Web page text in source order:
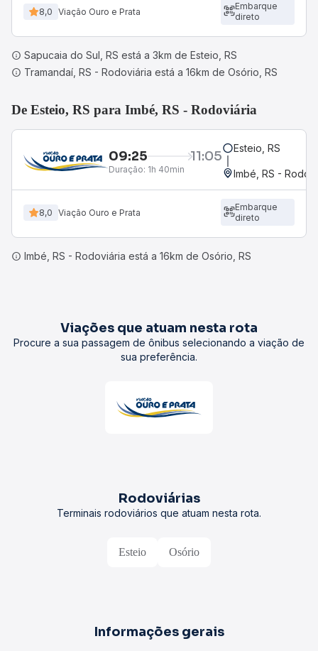
8,0 Viação Ouro e Prata
Embarque
direto
Sapucaia do Sul, RS está a 3km de Esteio, RS
Tramandaí, RS - Rodoviária está a 16km de Osório, RS
De Esteio, RS para Imbé, RS - Rodoviária
09:25 11:05
Duração: 1h 40min
Esteio, RS
Imbé, RS -
8,0 Viação Ouro e Prata
Embarque
direto
Imbé, RS - Rodoviária está a 16km de Osório, RS
Viações que atuam nesta rota
Procure a sua passagem de ônibus selecionando a viação de
sua preferência.
Rodoviárias
Terminais rodoviários que atuam nesta rota.
Esteio Osório
Informações gerais